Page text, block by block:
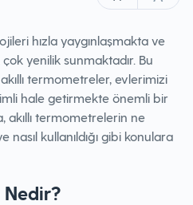
hızla yaygınlaşmakta ve
yenilik sunmaktadır. Bu
termometreler, evlerimizi
hale getirmekte önemli bir
akıllı termometrelerin ne
nasıl kullanıldığı gibi konulara
Nedir?